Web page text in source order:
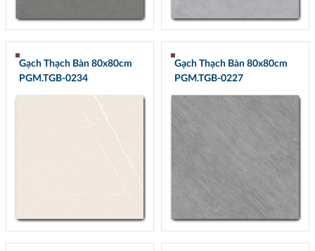
Gạch Thạch Bàn 80x80cm
PGM.TGB-0234
Gạch Thạch Bàn 80x80cm
PGM.TGB-0227